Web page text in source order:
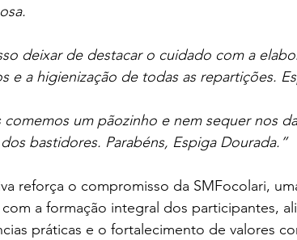
deixar de destacar o cuidado com a
e a higienização de todas as repartições.
comemos um pãozinho e nem sequer nos
bastidores. Parabéns, Espiga Dourada.”
reforça o compromisso da SMFocolari,
a formação integral dos participantes,
práticas e o fortalecimento de valores